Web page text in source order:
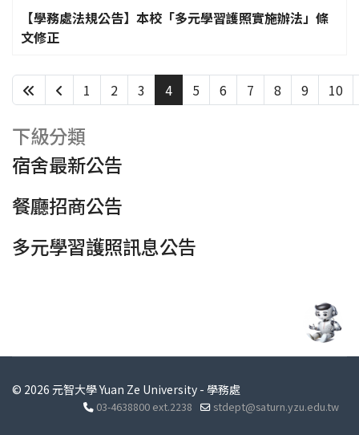
【學務處法規公告】本校「多元學習護照實施辦法」條
文修正
第 4 頁，共 438 頁
1 2 3 4 5 6 7 8 9 10
下級分類
宿舍最新公告
餐廳招商公告
多元學習護照訊息公告
© 2026 元智大學 Yuan Ze University - 學務處
03-4638800 ext.2238 stdept@saturn.yzu.edu.tw